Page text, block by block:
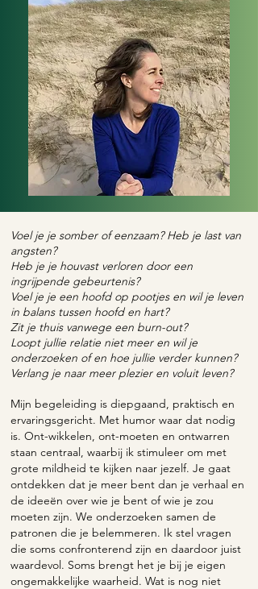
Voel je je somber of eenzaam? Heb je last van
angsten?
Heb je je houvast verloren door een
ingrijpende gebeurtenis?
Voel je je een hoofd op pootjes en wil je leven
in balans tussen hoofd en hart?
Zit je thuis vanwege een burn-out?
Loopt jullie relatie niet meer en wil je
onderzoeken of en hoe jullie verder kunnen?
Verlang je naar meer plezier en voluit leven?
Mijn begeleiding is diepgaand, praktisch en
ervaringsgericht. Met humor waar dat nodig
is. Ont-wikkelen, ont-moeten en ontwarren
staan centraal, waarbij ik stimuleer om met
grote mildheid te kijken naar jezelf. Je gaat
ontdekken dat je meer bent dan je verhaal en
de ideeën over wie je bent of wie je zou
moeten zijn. We onderzoeken samen de
patronen die je belemmeren. Ik stel vragen
die soms confronterend zijn en daardoor juist
waardevol. Soms brengt het je bij je eigen
ongemakkelijke waarheid. Wat is nog niet